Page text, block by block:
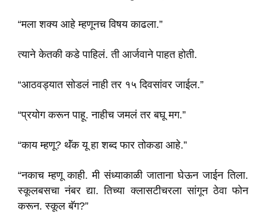
“मला शक्य आहे म्हणूनच विषय काढला.”
त्याने केतकी कडे पाहिलं. ती आर्जवाने पाहत होती.
“आठवड्यात सोडलं नाही तर १५ दिवसांवर जाईल.”
“प्रयोग करून पाहू. नाहीच जमलं तर बघू मग.”
“काय म्हणू? थॅंक यू हा शब्द फार तोकडा आहे.”
“नकाच म्हणू काही. मी संध्याकाळी जाताना घेऊन जाईन तिला.
स्कूलबसचा नंबर द्या. तिच्या क्लासटीचरला सांगून ठेवा फोन
करून. स्कूल बॅग?”